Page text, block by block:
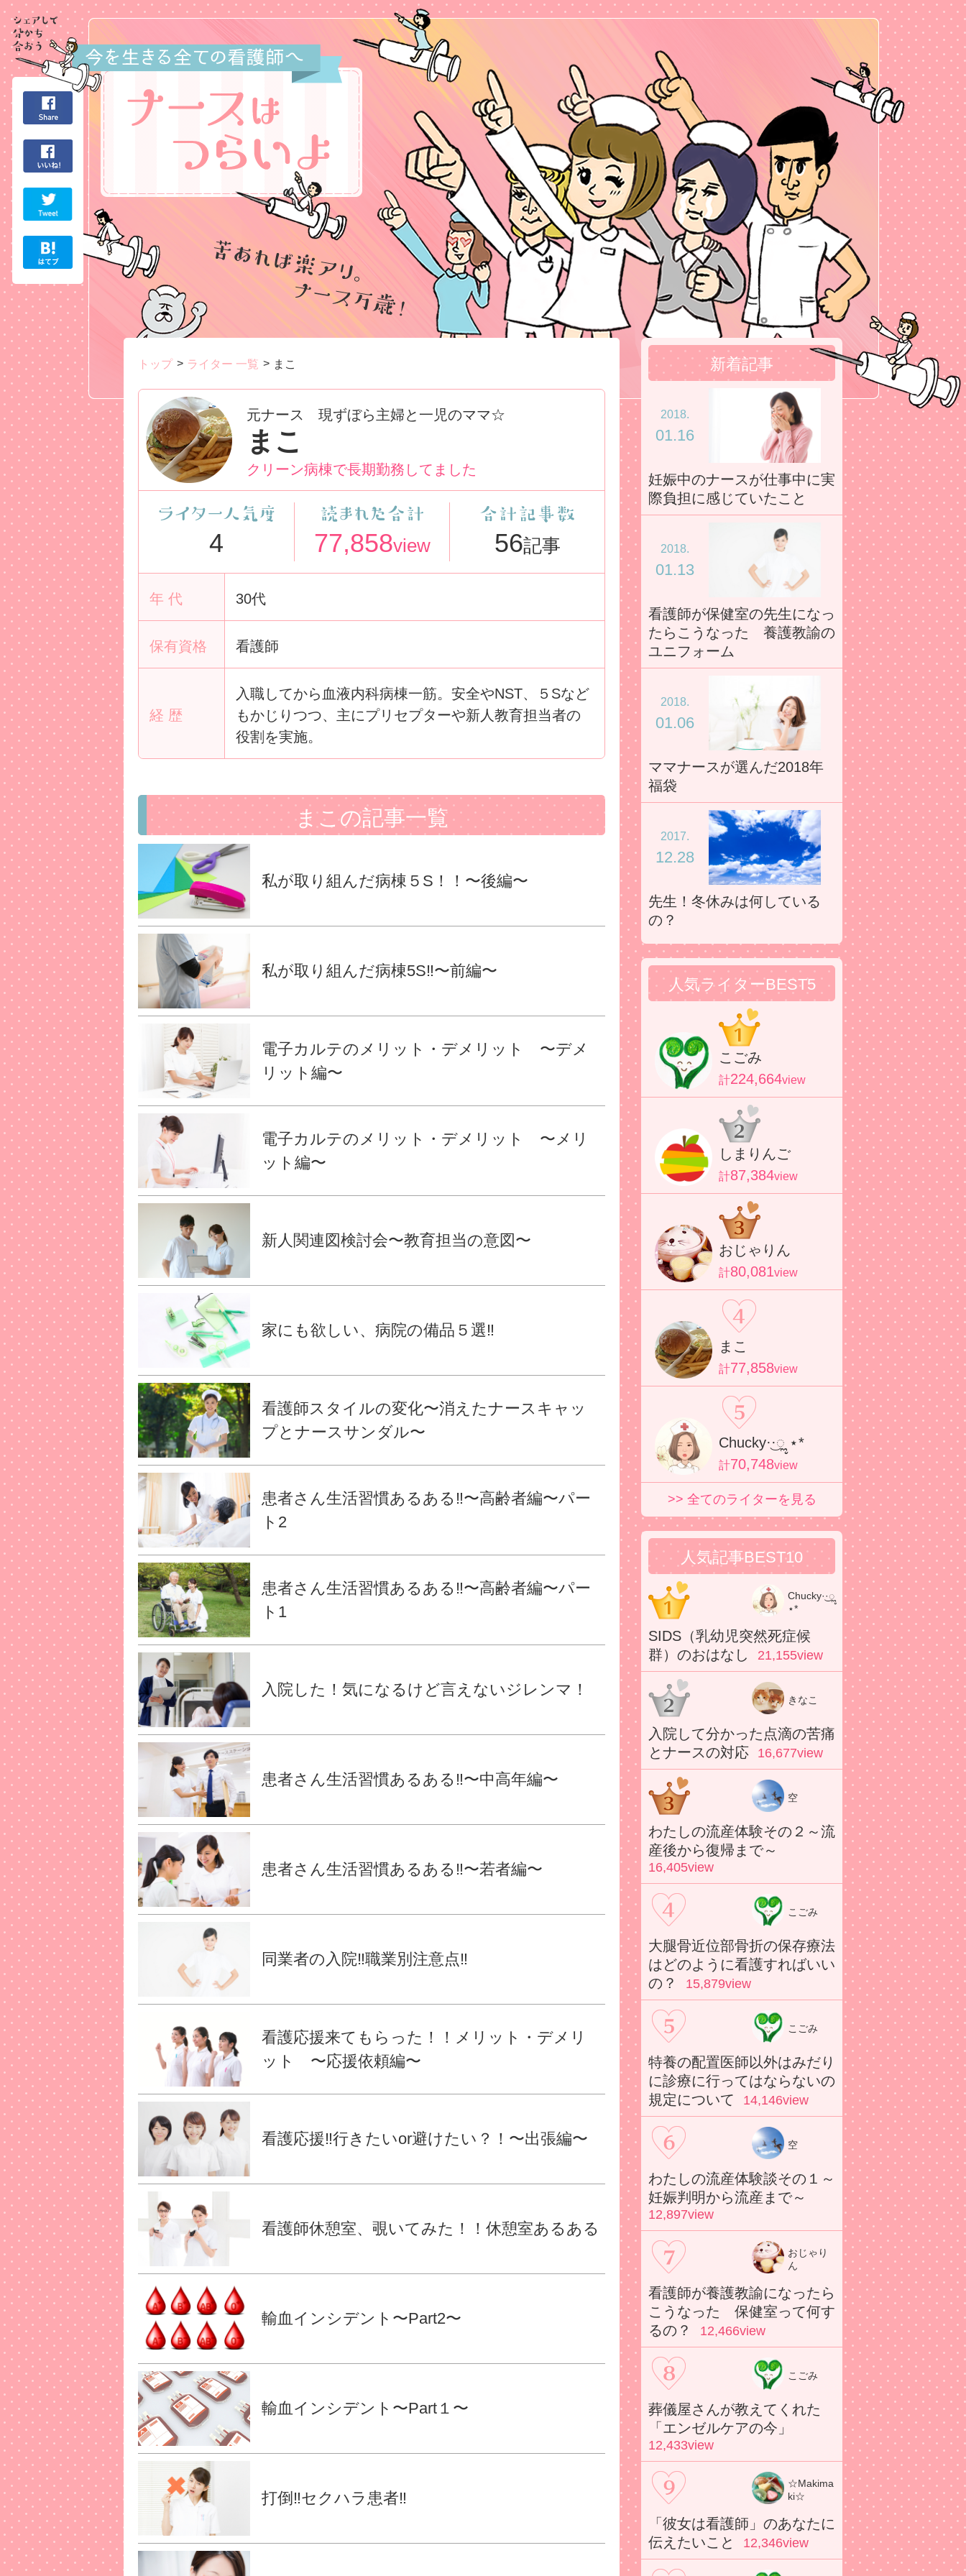
トップ ライター 一覧 まこ
元ナース 現ずぼら主婦と一児のママ☆
まこ
クリーン病棟で長期勤務してました
4 77,858view 56記事
年 代 30代
保有資格 看護師
経 歴
入職してから血液内科病棟一筋。安全やNST、５Sなど
もかじりつつ、主にプリセプターや新人教育担当者の
役割を実施。
まこの記事一覧
私が取り組んだ病棟５S！！〜後編〜
私が取り組んだ病棟5S‼︎〜前編〜
電子カルテのメリット・デメリット 〜デメ
リット編〜
電子カルテのメリット・デメリット 〜メリ
ット編〜
新人関連図検討会〜教育担当の意図〜
家にも欲しい、病院の備品５選‼︎
看護師スタイルの変化〜消えたナースキャッ
プとナースサンダル〜
患者さん生活習慣あるある‼︎〜高齢者編〜パー
ト2
患者さん生活習慣あるある‼︎〜高齢者編〜パー
ト1
入院した！気になるけど言えないジレンマ！
患者さん生活習慣あるある‼︎〜中高年編〜
患者さん生活習慣あるある‼︎〜若者編〜
同業者の入院‼︎職業別注意点‼︎
看護応援来てもらった！！メリット・デメリ
ット 〜応援依頼編〜
看護応援‼︎行きたいor避けたい？！〜出張編〜
看護師休憩室、覗いてみた！！休憩室あるある
輸血インシデント〜Part2〜
輸血インシデント〜Part１〜
打倒‼︎セクハラ患者‼︎
新着記事
2018.
01.16
妊娠中のナースが仕事中に実
際負担に感じていたこと
2018.
01.13
看護師が保健室の先生になっ
たらこうなった 養護教諭の
ユニフォーム
2018.
01.06
ママナースが選んだ2018年
福袋
2017.
12.28
先生！冬休みは何している
の？
人気ライターBEST5
こごみ
計224,664view
しまりんご
計87,384view
おじゃりん
計80,081view
まこ
計77,858view
Chucky·͜·ೢ ⋆*
計70,748view
>> 全てのライターを見る
人気記事BEST10
Chucky·͜·ೢ
⋆*
SIDS（乳幼児突然死症候
群）のおはなし
21,155view
きなこ
入院して分かった点滴の苦痛
とナースの対応
16,677view
空
わたしの流産体験その２～流
産後から復帰まで～
16,405view
こごみ
大腿骨近位部骨折の保存療法
はどのように看護すればいい
の？
15,879view
こごみ
特養の配置医師以外はみだり
に診療に行ってはならないの
規定について
14,146view
空
わたしの流産体験談その１～
妊娠判明から流産まで～
12,897view
おじゃり
ん
看護師が養護教諭になったら
こうなった 保健室って何す
るの？
12,466view
こごみ
葬儀屋さんが教えてくれた
「エンゼルケアの今」
12,433view
☆Makima
ki☆
「彼女は看護師」のあなたに
伝えたいこと
12,346view